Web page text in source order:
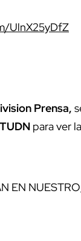
UlnX25yDfZ
Prensa,
para ver
EN NUESTRO